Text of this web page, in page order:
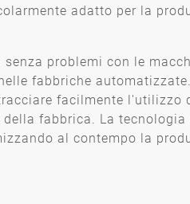
adatto per la
problemi con le
fabbriche
facilmente l'utilizzo
fabbrica. La
al contempo la